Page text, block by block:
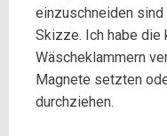
einzuschneiden
Skizze. Ich habe
Wäscheklammern
Magnete setzten
durchziehen.